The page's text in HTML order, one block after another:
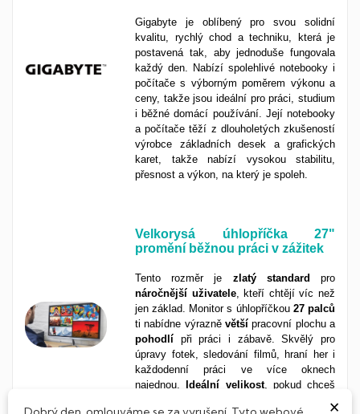
Gigabyte je oblíbený pro svou solidní
kvalitu, rychlý chod a techniku, která je
postavená tak, aby jednoduše fungovala
každý den. Nabízí spolehlivé notebooky i
počítače s výborným poměrem výkonu a
ceny, takže jsou ideální pro práci, studium
i běžné domácí používání. Její notebooky
a počítače těží z dlouholetých zkušeností
výrobce základních desek a grafických
karet, takže nabízí vysokou stabilitu,
přesnost a výkon, na který je spoleh.
Velkorysá úhlopříčka 27"
promění běžnou práci v zážitek
Tento rozměr je zlatý standard pro
náročnější uživatele, kteří chtějí víc než
jen základ. Monitor s úhlopříčkou 27 palců
ti nabídne výrazně větší pracovní plochu a
pohodlí při práci i zábavě. Skvělý pro
úpravy fotek, sledování filmů, hraní her i
každodenní práci ve více oknech
najednou.Ideální velikost, pokud chceš
×
Dobrý den, omlouváme se za vyrušení. Tyto webové